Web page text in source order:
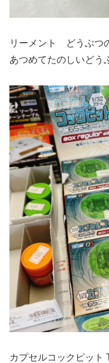
リーメント どうぶつ
あつめてたのしいどう
カプセルコックピット